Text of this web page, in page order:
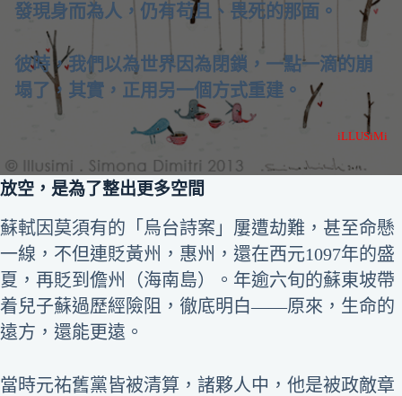
發現身而為人，仍有苟且、畏死的那面。
彼時，我們以為世界因為閉鎖，一點一滴的崩
塌了，其實，正用另一個方式重建。
iLLUSiMi
放空，是為了整出更多空間
蘇軾因莫須有的「烏台詩案」屢遭劫難，甚至命懸
一線，不但連貶黃州，惠州，還在西元1097年的盛
夏，再貶到儋州（海南島）。年逾六旬的蘇東坡帶
着兒子蘇過歷經險阻，徹底明白――原來，生命的
遠方，還能更遠。
當時元祐舊黨皆被清算，諸夥人中，他是被政敵章